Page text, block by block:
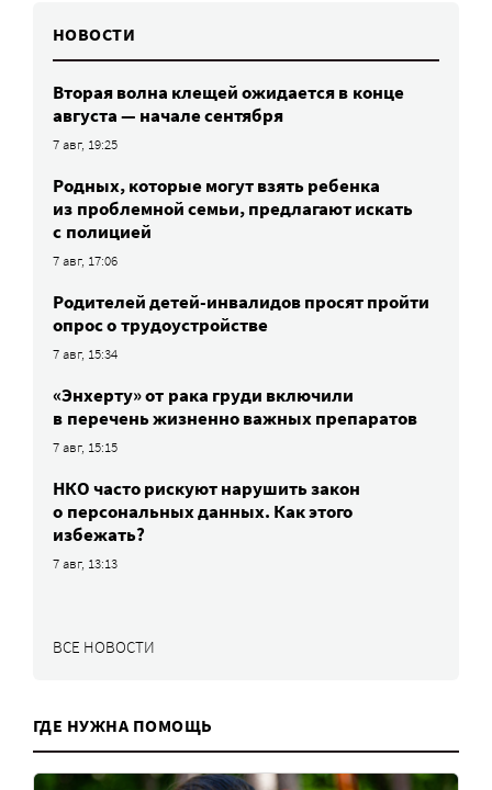
НОВОСТИ
Вторая волна клещей ожидается в конце
августа — начале сентября
7 авг, 19:25
Родных, которые могут взять ребенка
из проблемной семьи, предлагают искать
с полицией
7 авг, 17:06
Родителей детей-инвалидов просят пройти
опрос о трудоустройстве
7 авг, 15:34
«Энхерту» от рака груди включили
в перечень жизненно важных препаратов
7 авг, 15:15
НКО часто рискуют нарушить закон
о персональных данных. Как этого
избежать?
7 авг, 13:13
ВСЕ НОВОСТИ
ГДЕ НУЖНА ПОМОЩЬ